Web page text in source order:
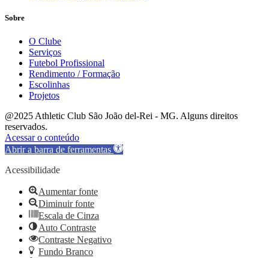
Sobre
O Clube
Serviços
Futebol Profissional
Rendimento / Formação
Escolinhas
Projetos
@2025 Athletic Club São João del-Rei - MG. Alguns direitos
reservados.
Acessar o conteúdo
Abrir a barra de ferramentas
Acessibilidade
Aumentar fonte
Diminuir fonte
Escala de Cinza
Auto Contraste
Contraste Negativo
Fundo Branco